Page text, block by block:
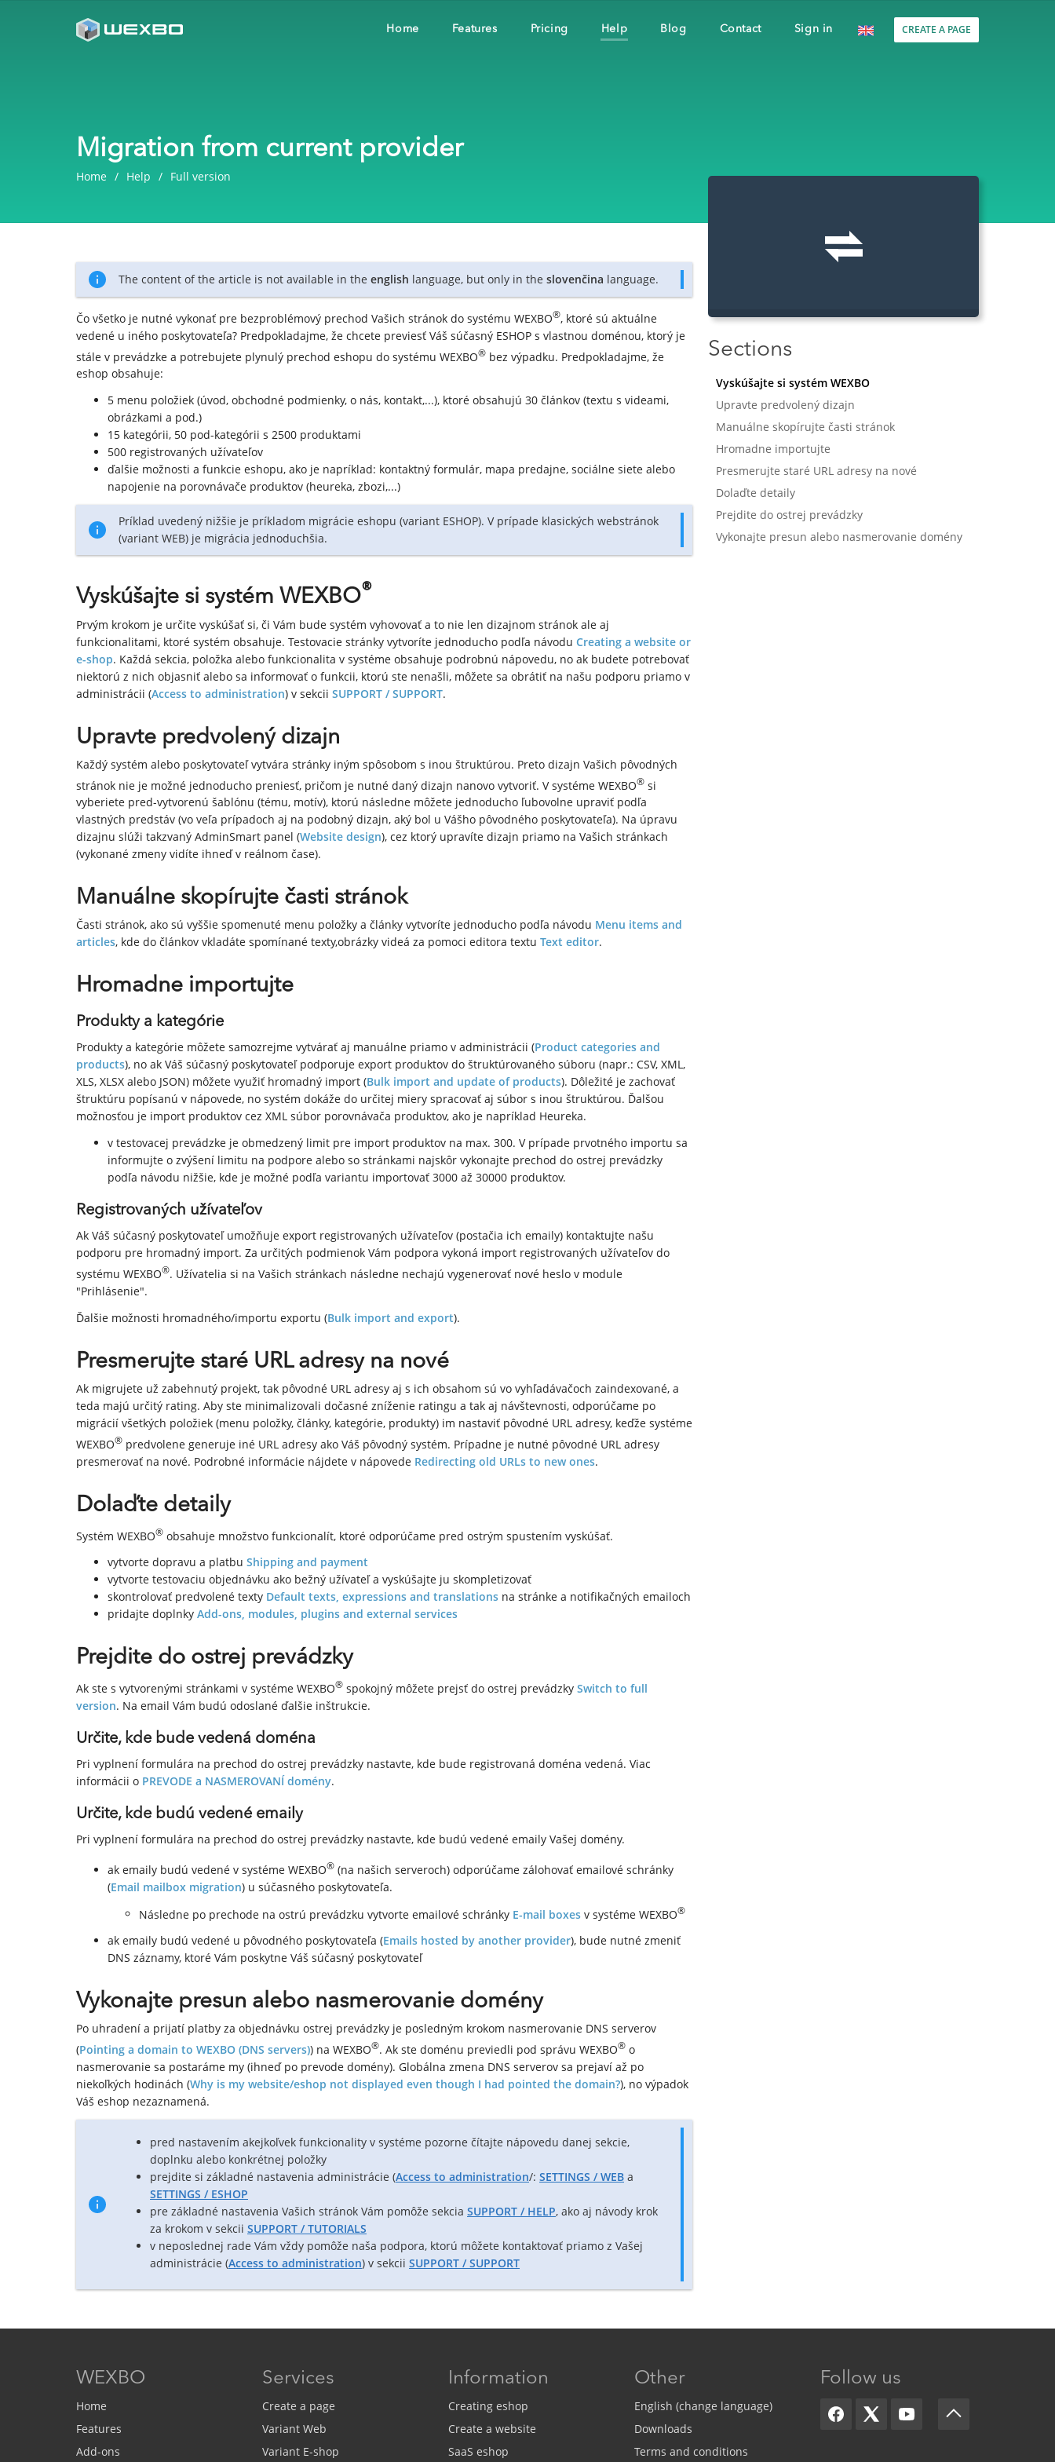
Home Features Pricing Help Blog Contact Sign in CREATE A PAGE
Migration from current provider
Home Help Full version
The content of the article is not available in the english language, but only in the slovenčina language.
Čo všetko je nutné vykonať pre bezproblémový prechod Vašich stránok do systému WEXBO®, ktoré sú aktuálne
vedené u iného poskytovateľa? Predpokladajme, že chcete previesť Váš súčasný ESHOP s vlastnou doménou, ktorý je
stále v prevádzke a potrebujete plynulý prechod eshopu do systému WEXBO® bez výpadku. Predpokladajme, že
eshop obsahuje:
5 menu položiek (úvod, obchodné podmienky, o nás, kontakt,...), ktoré obsahujú 30 článkov (textu s videami,
obrázkami a pod.)
15 kategórii, 50 pod-kategórii s 2500 produktami
500 registrovaných užívateľov
ďalšie možnosti a funkcie eshopu, ako je napríklad: kontaktný formulár, mapa predajne, sociálne siete alebo
napojenie na porovnávače produktov (heureka, zbozi,...)
Príklad uvedený nižšie je príkladom migrácie eshopu (variant ESHOP). V prípade klasických webstránok
(variant WEB) je migrácia jednoduchšia.
Vyskúšajte si systém WEXBO®
Prvým krokom je určite vyskúšať si, či Vám bude systém vyhovovať a to nie len dizajnom stránok ale aj
funkcionalitami, ktoré systém obsahuje. Testovacie stránky vytvoríte jednoducho podľa návodu Creating a website or
e-shop. Každá sekcia, položka alebo funkcionalita v systéme obsahuje podrobnú nápovedu, no ak budete potrebovať
niektorú z nich objasniť alebo sa informovať o funkcii, ktorú ste nenašli, môžete sa obrátiť na našu podporu priamo v
administrácii (Access to administration) v sekcii SUPPORT / SUPPORT.
Upravte predvolený dizajn
Každý systém alebo poskytovateľ vytvára stránky iným spôsobom s inou štruktúrou. Preto dizajn Vašich pôvodných
stránok nie je možné jednoducho preniesť, pričom je nutné daný dizajn nanovo vytvoriť. V systéme WEXBO® si
vyberiete pred-vytvorenú šablónu (tému, motív), ktorú následne môžete jednoducho ľubovolne upraviť podľa
vlastných predstáv (vo veľa prípadoch aj na podobný dizajn, aký bol u Vášho pôvodného poskytovateľa). Na úpravu
dizajnu slúži takzvaný AdminSmart panel (Website design), cez ktorý upravíte dizajn priamo na Vašich stránkach
(vykonané zmeny vidíte ihneď v reálnom čase).
Manuálne skopírujte časti stránok
Časti stránok, ako sú vyššie spomenuté menu položky a články vytvoríte jednoducho podľa návodu Menu items and
articles, kde do článkov vkladáte spomínané texty,obrázky videá za pomoci editora textu Text editor.
Hromadne importujte
Produkty a kategórie
Produkty a kategórie môžete samozrejme vytvárať aj manuálne priamo v administrácii (Product categories and
products), no ak Váš súčasný poskytovateľ podporuje export produktov do štruktúrovaného súboru (napr.: CSV, XML,
XLS, XLSX alebo JSON) môžete využiť hromadný import (Bulk import and update of products). Dôležité je zachovať
štruktúru popísanú v nápovede, no systém dokáže do určitej miery spracovať aj súbor s inou štruktúrou. Ďalšou
možnosťou je import produktov cez XML súbor porovnávača produktov, ako je napríklad Heureka.
v testovacej prevádzke je obmedzený limit pre import produktov na max. 300. V prípade prvotného importu sa
informujte o zvýšení limitu na podpore alebo so stránkami najskôr vykonajte prechod do ostrej prevádzky
podľa návodu nižšie, kde je možné podľa variantu importovať 3000 až 30000 produktov.
Registrovaných užívateľov
Ak Váš súčasný poskytovateľ umožňuje export registrovaných užívateľov (postačia ich emaily) kontaktujte našu
podporu pre hromadný import. Za určitých podmienok Vám podpora vykoná import registrovaných užívateľov do
systému WEXBO®. Užívatelia si na Vašich stránkach následne nechajú vygenerovať nové heslo v module
"Prihlásenie".
Ďalšie možnosti hromadného/importu exportu (Bulk import and export).
Presmerujte staré URL adresy na nové
Ak migrujete už zabehnutý projekt, tak pôvodné URL adresy aj s ich obsahom sú vo vyhľadávačoch zaindexované, a
teda majú určitý rating. Aby ste minimalizovali dočasné zníženie ratingu a tak aj návštevnosti, odporúčame po
migrácií všetkých položiek (menu položky, články, kategórie, produkty) im nastaviť pôvodné URL adresy, keďže systéme
WEXBO® predvolene generuje iné URL adresy ako Váš pôvodný systém. Prípadne je nutné pôvodné URL adresy
presmerovať na nové. Podrobné informácie nájdete v nápovede Redirecting old URLs to new ones.
Dolaďte detaily
Systém WEXBO® obsahuje množstvo funkcionalít, ktoré odporúčame pred ostrým spustením vyskúšať.
vytvorte dopravu a platbu Shipping and payment
vytvorte testovaciu objednávku ako bežný užívateľ a vyskúšajte ju skompletizovať
skontrolovať predvolené texty Default texts, expressions and translations na stránke a notifikačných emailoch
pridajte doplnky Add-ons, modules, plugins and external services
Prejdite do ostrej prevádzky
Ak ste s vytvorenými stránkami v systéme WEXBO® spokojný môžete prejsť do ostrej prevádzky Switch to full
version. Na email Vám budú odoslané ďalšie inštrukcie.
Určite, kde bude vedená doména
Pri vyplnení formulára na prechod do ostrej prevádzky nastavte, kde bude registrovaná doména vedená. Viac
informácii o PREVODE a NASMEROVANÍ domény.
Určite, kde budú vedené emaily
Pri vyplnení formulára na prechod do ostrej prevádzky nastavte, kde budú vedené emaily Vašej domény.
ak emaily budú vedené v systéme WEXBO® (na našich serveroch) odporúčame zálohovať emailové schránky
(Email mailbox migration) u súčasného poskytovateľa.
Následne po prechode na ostrú prevádzku vytvorte emailové schránky E-mail boxes v systéme WEXBO®
ak emaily budú vedené u pôvodného poskytovateľa (Emails hosted by another provider), bude nutné zmeniť
DNS záznamy, ktoré Vám poskytne Váš súčasný poskytovateľ
Vykonajte presun alebo nasmerovanie domény
Po uhradení a prijatí platby za objednávku ostrej prevádzky je posledným krokom nasmerovanie DNS serverov
(Pointing a domain to WEXBO (DNS servers)) na WEXBO®. Ak ste doménu previedli pod správu WEXBO® o
nasmerovanie sa postaráme my (ihneď po prevode domény). Globálna zmena DNS serverov sa prejaví až po
niekoľkých hodinách (Why is my website/eshop not displayed even though I had pointed the domain?), no výpadok
Váš eshop nezaznamená.
pred nastavením akejkoľvek funkcionality v systéme pozorne čítajte nápovedu danej sekcie,
doplnku alebo konkrétnej položky
prejdite si základné nastavenia administrácie (Access to administration/: SETTINGS / WEB a
SETTINGS / ESHOP
pre základné nastavenia Vašich stránok Vám pomôže sekcia SUPPORT / HELP, ako aj návody krok
za krokom v sekcii SUPPORT / TUTORIALS
v neposlednej rade Vám vždy pomôže naša podpora, ktorú môžete kontaktovať priamo z Vašej
administrácie (Access to administration) v sekcii SUPPORT / SUPPORT
Sections
Vyskúšajte si systém WEXBO
Upravte predvolený dizajn
Manuálne skopírujte časti stránok
Hromadne importujte
Presmerujte staré URL adresy na nové
Dolaďte detaily
Prejdite do ostrej prevádzky
Vykonajte presun alebo nasmerovanie domény
WEXBO
Home
Features
Add-ons
Services
Create a page
Variant Web
Variant E-shop
Information
Creating eshop
Create a website
SaaS eshop
Other
English (change language)
Downloads
Terms and conditions
Follow us